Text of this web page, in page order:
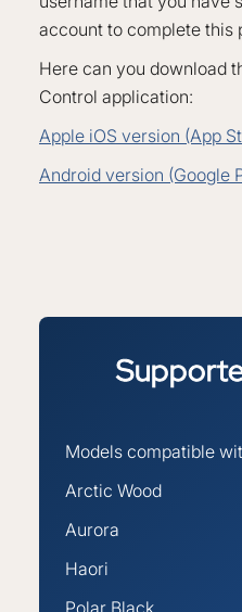
account to complete this
Here can you download
Control application:
Apple iOS version (App
Android version (Google
Models compatible
Arctic Wood
Aurora
Haori
Polar Black